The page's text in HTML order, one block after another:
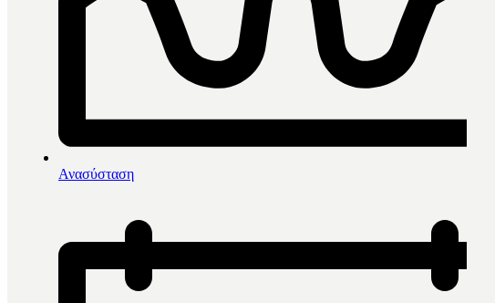
Ανασύσταση
Αρχική /
Άμεσες Αποκαταστάσεις
Τεχνητά τοιχώματα